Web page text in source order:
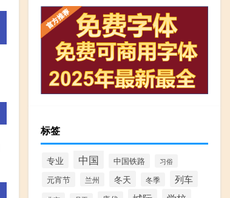
标签
专业 中国 中国铁路 习俗
元宵节 兰州 冬天 冬季 列车